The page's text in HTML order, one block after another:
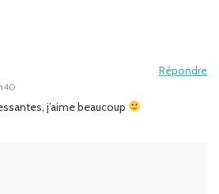
Répondre
j’aime beaucoup